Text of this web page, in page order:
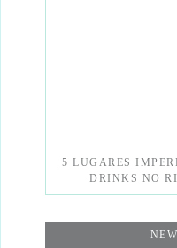
5 LUGARES
DRINKS NO